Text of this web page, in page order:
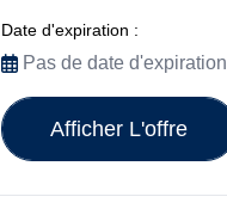
Date d'expiration :
Pas de date d'expiration
Afficher L'offre